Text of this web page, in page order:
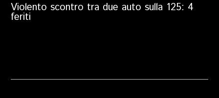
Violento scontro tra due auto sulla 125: 4
feriti